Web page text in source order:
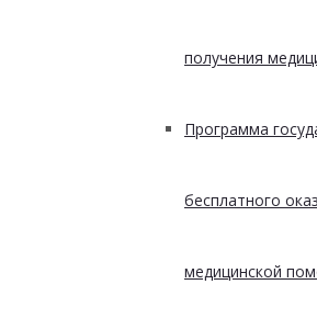
получения
Программа
бесплатного
медицинской